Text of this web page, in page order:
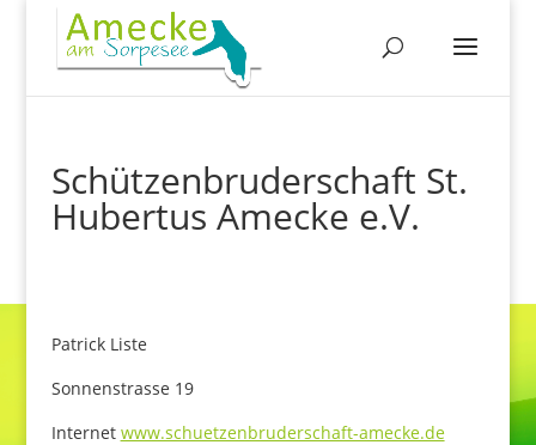
Schützenbruderschaft St.
Hubertus Amecke e.V.
Patrick Liste
Sonnenstrasse 19
Internet www.schuetzenbruderschaft-amecke.de